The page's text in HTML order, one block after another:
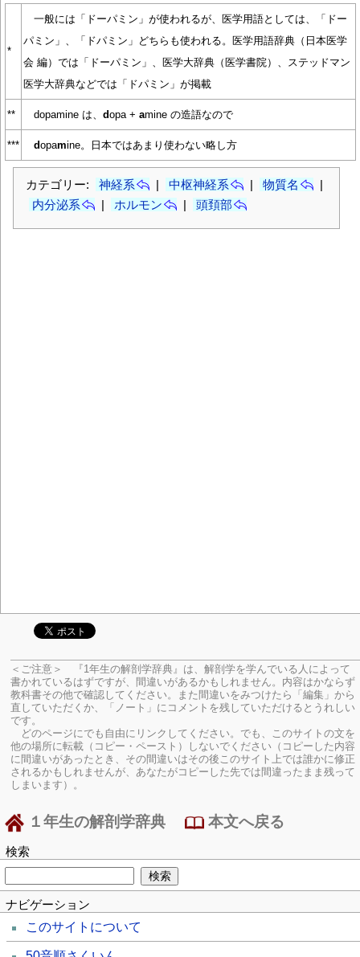
*
一般には「ドーパミン」が使われるが、医学用語としては、「ドー
パミン」、「ドパミン」どちらも使われる。医学用語辞典（日本医学
会 編）では「ドーパミン」、医学大辞典（医学書院）、ステッドマン
医学大辞典などでは「ドパミン」が掲載
** dopamine は、 dopa + amine の造語なので
*** dopamine。日本ではあまり使わない略し方
カテゴリー: 神経系 | 中枢神経系 | 物質名
|
内分泌系
| ホルモン | 頭頚部
＜ご注意＞ 『1年生の解剖学辞典』は、解剖学を学んでいる人によって
書かれているはずですが、間違いがあるかもしれません。内容はかならず
教科書その他で確認してください。
また間違いをみつけたら「編集」から
直していただくか、「ノート」にコメントを残していただけるとうれしい
です。
どのページにでも自由にリンクしてください。でも、このサイトの文を
他の場所に転載（コピー・ペースト）しないでください（コピーした内容
に間違いがあったとき、その間違いはその後このサイト上では誰かに修正
されるかもしれませんが、あなたがコピーした先では間違ったまま残って
しまいます）。
１年生の解剖学辞典 本文へ戻る
検索
ナビゲーション
このサイトについて